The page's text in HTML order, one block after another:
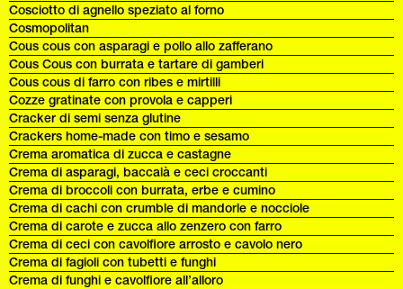
Cosciotto di agnello speziato al forno
Cosmopolitan
Cous cous con asparagi e pollo allo zafferano
Cous Cous con burrata e tartare di gamberi
Cous cous di farro con ribes e mirtilli
Cozze gratinate con provola e capperi
Cracker di semi senza glutine
Crackers home-made con timo e sesamo
Crema aromatica di zucca e castagne
Crema di asparagi, baccalà e ceci croccanti
Crema di broccoli con burrata, erbe e cumino
Crema di cachi con crumble di mandorle e nocciole
Crema di carote e zucca allo zenzero con farro
Crema di ceci con cavolfiore arrosto e cavolo nero
Crema di fagioli con tubetti e funghi
Crema di funghi e cavolfiore all’alloro